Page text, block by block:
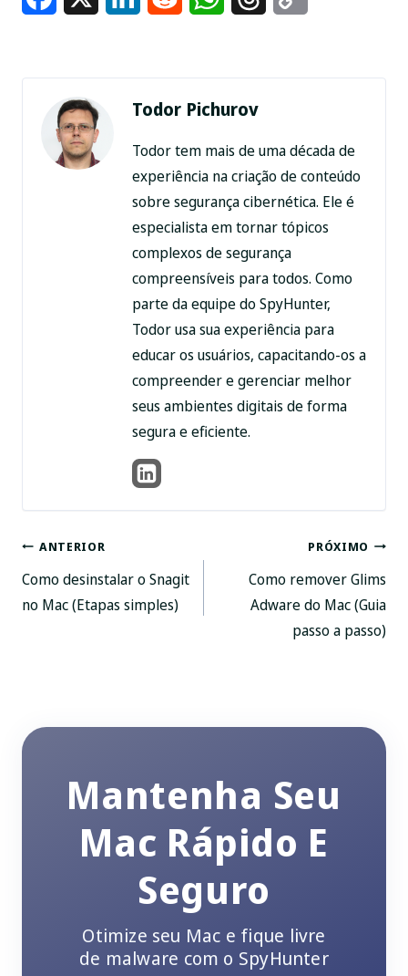
Todor Pichurov
Todor tem mais de uma década de
experiência na criação de conteúdo
sobre segurança cibernética. Ele é
especialista em tornar tópicos
complexos de segurança
compreensíveis para todos. Como
parte da equipe do SpyHunter,
Todor usa sua experiência para
educar os usuários, capacitando-os a
compreender e gerenciar melhor
seus ambientes digitais de forma
segura e eficiente.
Pós-
navegação
ANTERIOR
Como desinstalar o Snagit
no Mac (Etapas simples)
PRÓXIMO
Como remover Glims
Adware do Mac (Guia
passo a passo)
Mantenha Seu
Mac Rápido E
Seguro
Otimize seu Mac e fique livre
de malware com o SpyHunter